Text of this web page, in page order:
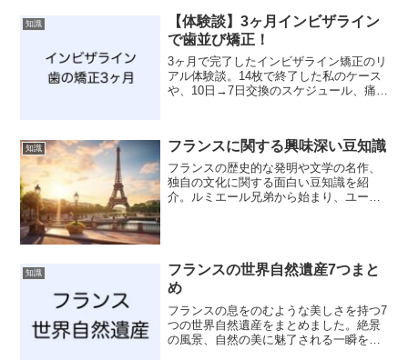
知識
【体験談】3ヶ月インビザライン
で歯並び矯正！
3ヶ月で完了したインビザライン矯正のリ
アル体験談。14枚で終了した私のケース
や、10日→7日交換のスケジュール、痛
知識 フランスに関する興味深い豆知識
フランスの歴史的な発明や文学の名作、
独自の文化に関する面白い豆知識を紹
介。ルミエール兄弟から始まり、ユーゴ
知識
フランスの世界自然遺産7つまと
め
フランスの息をのむような美しさを持つ7
つの世界自然遺産をまとめました。絶景
の風景、自然の美に魅了される一瞬をお